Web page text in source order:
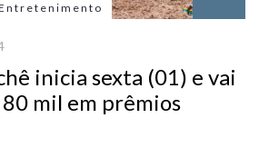
inicia sexta (01) e vai
mil em prêmios